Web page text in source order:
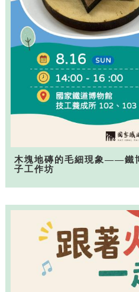
木塊地磚的毛細現象——鐵
子工作坊